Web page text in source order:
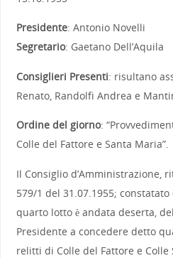
Presidente: Antonio
Segretario: Gaetano Dell’Aquila
Consiglieri Presenti: risultano
Renato, Randolfi Andrea e
Ordine del giorno:
Colle del Fattore e Santa Maria”.
Il Consiglio d’Amministrazione,
579/1 del 31.07.1955;
quarto lotto è andata deserta,
Presidente a concedere detto
relitti di Colle del Fattore e